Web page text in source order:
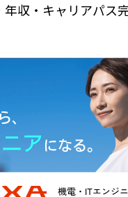
収・キャリアパス